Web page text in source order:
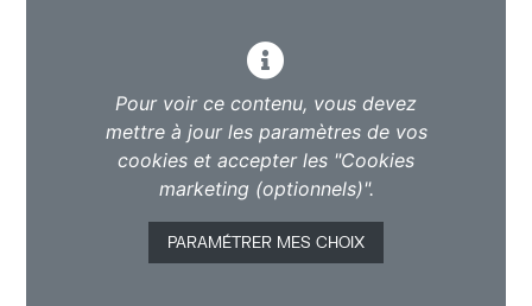
Pour voir ce contenu, vous devez
mettre à jour les paramètres de vos
cookies et accepter les "Cookies
marketing (optionnels)".
PARAMÉTRER MES CHOIX